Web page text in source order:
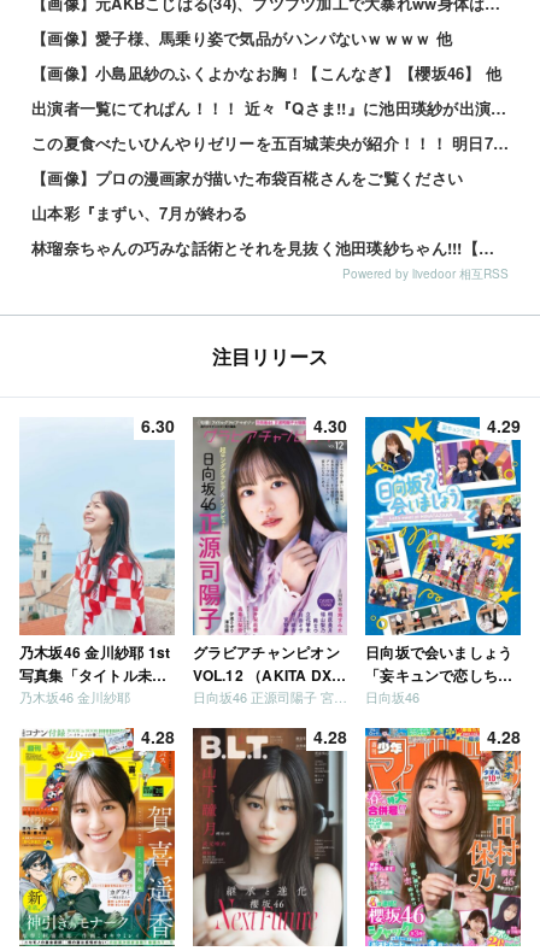
【画像】愛子様、馬乗り姿で気品がハンパないｗｗｗｗ 他
【画像】小島凪紗のふくよかなお胸！【こんなぎ】【櫻坂46】 他
出演者一覧にてれぱん！！！ 近々『Qさま!!』に池田瑛紗が出演する模様！【乃木坂46】
この夏食べたいひんやりゼリーを五百城茉央が紹介！！！ 明日7日の『めざましテレビ』見逃すな！【乃木坂46】
【画像】プロの漫画家が描いた布袋百椛さんをご覧ください
山本彩『まずい、7月が終わる
林瑠奈ちゃんの巧みな話術とそれを見抜く池田瑛紗ちゃん!!!【乃木坂46】
Powered by livedoor 相互RSS
注目リリース
6.30
乃木坂46 金川紗耶 1st
写真集「タイトル未
定」
乃木坂46 金川紗耶
4.30
グラビアチャンピオン
VOL.12 （AKITA DXシ
リーズ）
日向坂46 正源司陽子 宮地すみれ
4.29
日向坂で会いましょう
「妄キュンで恋しちゃ
いましょう」「どっち
う」「ご褒美でロケし
ましょう」「フレンド
リーになりましょう」
「笑って卒業を祝いま
しょう」 [Blu-ray]
日向坂46
4.28 4.28 4.28